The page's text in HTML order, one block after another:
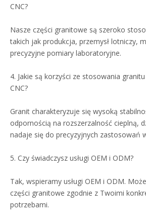
CNC?
Nasze części granitowe są szeroko
takich jak produkcja, przemysł lotniczy,
precyzyjne pomiary laboratoryjne.
4. Jakie są korzyści ze stosowania
CNC?
Granit charakteryzuje się wysoką
odpornością na rozszerzalność cieplną,
nadaje się do precyzyjnych zastosowań
5. Czy świadczysz usługi OEM i ODM?
Tak, wspieramy usługi OEM i ODM.
części granitowe zgodnie z Twoimi
potrzebami.